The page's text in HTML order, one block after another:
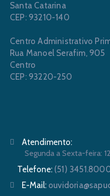
Santa Catarina
CEP: 93210-140
Centro Administrativo
Rua Manoel Serafim, 905
Centro
CEP: 93220-250
Atendimento:
Segunda a Sexta-feira:
Telefone: (51)
E-Mail: